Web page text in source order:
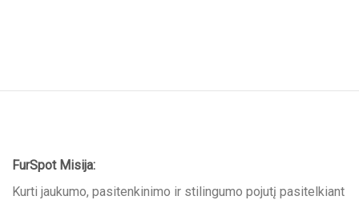
FurSpot Misija:
Kurti jaukumo, pasitenkinimo ir stilingumo pojutį pasitelkiant